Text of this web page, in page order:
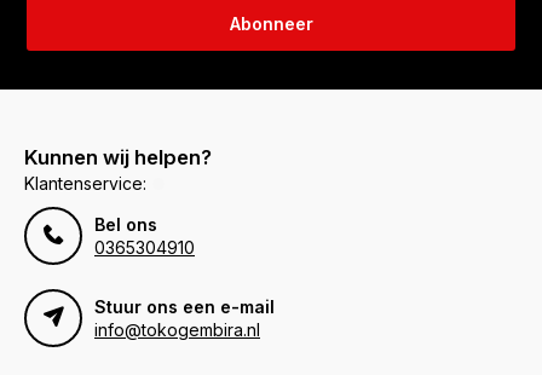
Abonneer
Kunnen wij helpen?
Klantenservice:
Bel ons
0365304910
Stuur ons een e-mail
info@tokogembira.nl